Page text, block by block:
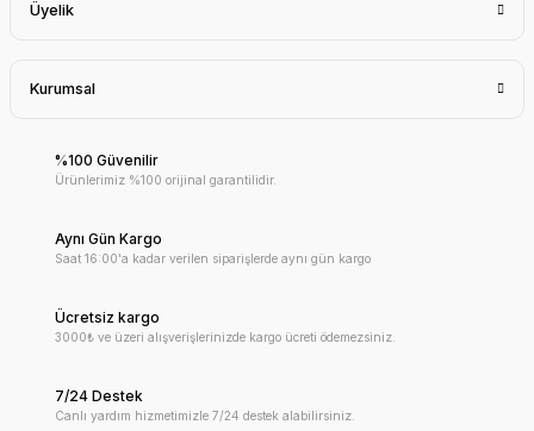
Üyelik
Kurumsal
%100 Güvenilir
Ürünlerimiz %100 orijinal garantilidir.
Aynı Gün Kargo
Saat 16:00'a kadar verilen siparişlerde aynı gün kargo
Ücretsiz kargo
3000₺ ve üzeri alışverişlerinizde kargo ücreti ödemezsiniz.
7/24 Destek
Canlı yardım hizmetimizle 7/24 destek alabilirsiniz.